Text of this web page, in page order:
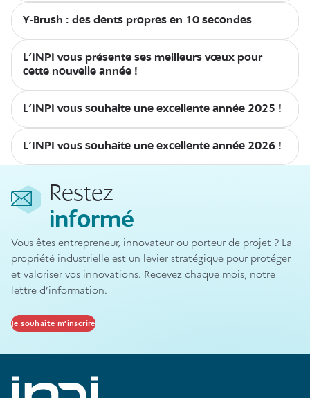
Y-Brush : des dents propres en 10 secondes
L'INPI vous présente ses meilleurs vœux pour
cette nouvelle année !
L’INPI vous souhaite une excellente année 2025 !
L’INPI vous souhaite une excellente année 2026 !
Restez
informé
Vous êtes entrepreneur, innovateur ou porteur de projet ? La
propriété industrielle est un levier stratégique pour protéger
et valoriser vos innovations. Recevez chaque mois, notre
lettre d’information.
Je souhaite m’inscrire